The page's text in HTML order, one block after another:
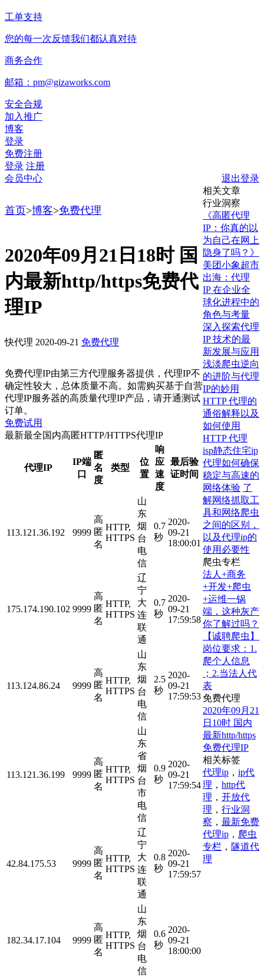
工单支持
您的每一次反馈我们都认真对待
商务合作
邮箱：pm@gizaworks.com
安全合规
加入推广
博客
登录
免费注册
登录 注册
会员中心
退出登录
首页>博客>免费代理
2020年09月21日18时 国
内最新http/https免费代
理IP
快代理 2020-09-21 免费代理
免费代理IP由第三方代理服务器提供，代理IP不
确定性较大，总体质量不高。如需购买基于自营
代理IP服务器的高质量代理IP产品，请开通测试
订单。
免费试用
最新最全国内高匿HTTP/HTTPS代理IP
代理IP
IP端
口
匿
名
度
类型
位
置
响
应
速
度
最后验
证时间
113.121.36.192 9999
高
匿
名
HTTP,
HTTPS
山
东
烟
台
电
信
0.7
秒
2020-
09-21
18:00:01
175.174.190.102 9999
高
匿
名
HTTP,
HTTPS
辽
宁
大
连
联
通
0.7
秒
2020-
09-21
17:59:58
113.124.86.24 9999
高
匿
名
HTTP,
HTTPS
山
东
烟
台
电
信
2.5
秒
2020-
09-21
17:59:53
113.121.36.199 9999
高
匿
名
HTTP,
HTTPS
山
东
省
烟
台
市
电
信
0.9
秒
2020-
09-21
17:59:54
42.84.175.53 9999
高
匿
名
HTTP,
HTTPS
辽
宁
大
连
联
通
0.8
秒
2020-
09-21
17:59:57
182.34.17.104 9999
高
匿
名
HTTP,
HTTPS
山
东
烟
台
电
信
0.6
秒
2020-
09-21
18:00:00
相关文章
行业洞察
《高匿代理
IP：你真的以
为自己在网上
隐身了吗？》
美团小象超市
出海：代理
IP 在企业全
球化进程中的
角色与考量
深入探索代理
IP 技术的最
新发展与应用
浅淡爬虫逆向
的进阶与代理
IP的妙用
HTTP 代理的
通俗解释以及
如何使用
HTTP 代理
isp静态住宅ip
代理如何确保
稳定与高速的
网络体验 了
解网络抓取工
具和网络爬虫
之间的区别，
以及代理ip的
使用必要性
爬虫专栏
法人+商务
+开发+爬虫
+运维一锅
端，这种灰产
你了解过吗？
【诚聘爬虫】
岗位要求：1.
爬个人信息
；2.当法人代
表
免费代理
2020年09月21
日10时 国内
最新http/https
免费代理IP
相关标签
代理ip ， ip代
理 ， http代
理 ， 开放代
理 ， 行业洞
察 ， 最新免费
代理ip ， 爬虫
专栏 ， 隧道代
理